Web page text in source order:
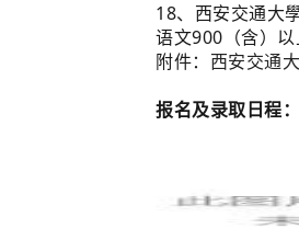
18、 西安交通大
语文900（含）
附件： 西安交通
报名及录取日程